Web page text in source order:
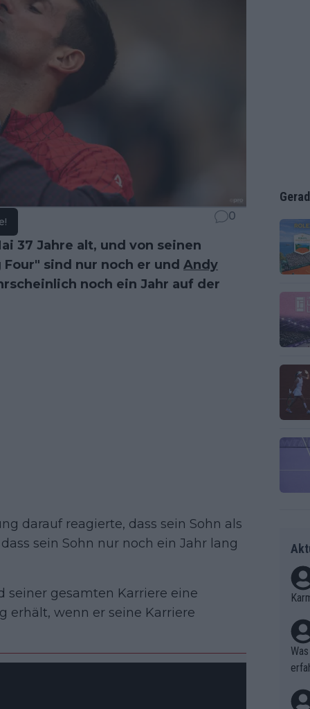
0
37 Jahre alt, und von seinen
sind nur noch er und Andy
noch ein Jahr auf der
darauf reagierte, dass sein Sohn als
sein Sohn nur noch ein Jahr lang
seiner gesamten Karriere eine
erhält, wenn er seine Karriere